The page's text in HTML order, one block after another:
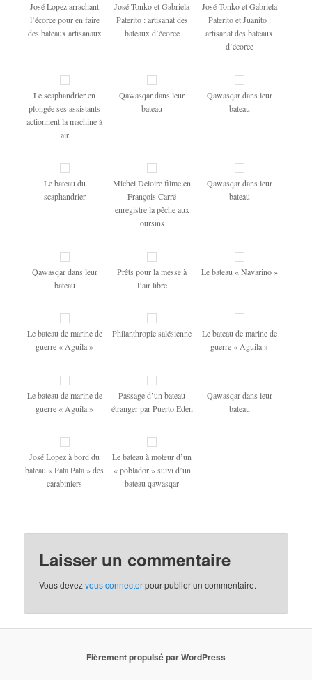
José Lopez arrachant
l’écorce pour en faire
des bateaux artisanaux
José Tonko et Gabriela
Paterito : artisanat des
bateaux d’écorce
José Tonko et Gabriela
Paterito et Juanito :
artisanat des bateaux
d’écorce
Le scaphandrier en
plongée ses assistants
actionnent la machine à
air
Qawasqar dans leur
bateau
Qawasqar dans leur
bateau
Le bateau du
scaphandrier
Michel Deloire filme en
François Carré
enregistre la pêche aux
oursins
Qawasqar dans leur
bateau
Qawasqar dans leur
bateau
Prêts pour la messe à
l’air libre
Le bateau « Navarino »
Le bateau de marine de
guerre « Aguila »
Philanthropie salésienne
Le bateau de marine de
guerre « Aguila »
Le bateau de marine de
guerre « Aguila »
Passage d’un bateau
étranger par Puerto Eden
Qawasqar dans leur
bateau
José Lopez à bord du
bateau « Pata Pata » des
carabiniers
Le bateau à moteur d’un
« poblador » suivi d’un
bateau qawasqar
Laisser un commentaire
Vous devezvous connecterpour publier un commentaire.
Fièrement propulsé par WordPress